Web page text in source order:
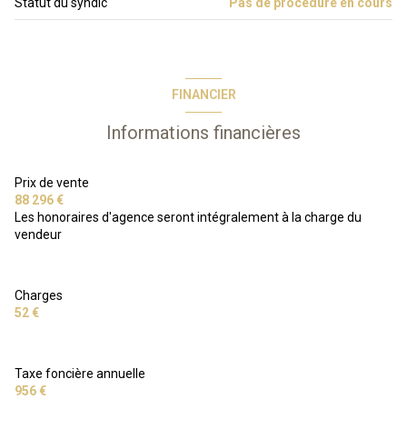
FINANCIER
Informations financières
Prix de vente
88 296 €
Les honoraires d'agence seront intégralement à la charge du
vendeur
Charges
52 €
Taxe foncière annuelle
956 €